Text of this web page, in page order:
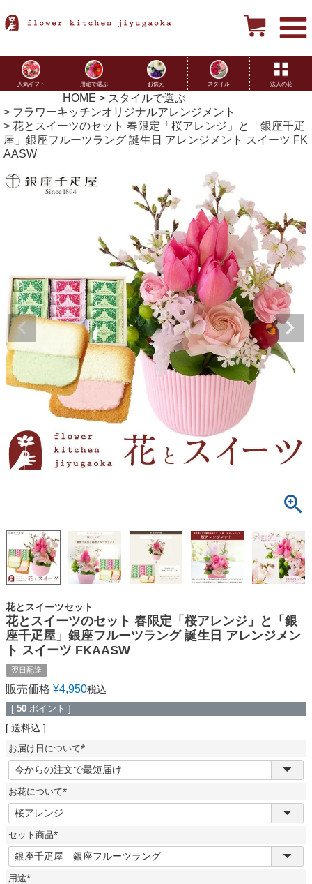
人気ギフト 用途で選ぶ お供え スタイル 法人の花
HOME
スタイルで選ぶ
フラワーキッチンオリジナルアレンジメント
花とスイーツのセット 春限定「桜アレンジ」と「銀座千疋
屋」銀座フルーツラング 誕生日 アレンジメント スイーツ FK
AASW
花とスイーツセット
花とスイーツのセット 春限定「桜アレンジ」と「銀
座千疋屋」銀座フルーツラング 誕生日 アレンジメン
ト スイーツ FKAASW
翌日配達
販売価格 ¥4,950税込
[ 50 ポイント ]
送料込
お届け日について
(
必
須
お花について
(
須
セット商品
(
必
須
用途